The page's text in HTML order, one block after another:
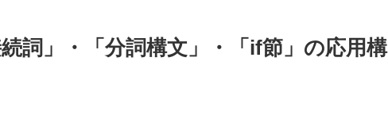
詞」・「分詞構文」・「if節」の応用構